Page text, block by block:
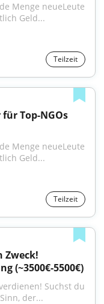
Menge neueLeute
Geld...
Teilzeit
Top-NGOs
Menge neueLeute
Geld...
Teilzeit
Zweck!
(~3500€-5500€)
Suchst du
der...